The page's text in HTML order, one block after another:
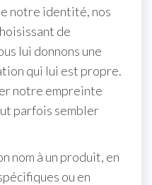
notre identité, nos
de
lui donnons une
qui lui est propre.
notre empreinte
parfois sembler
nom à un produit, en
ou en